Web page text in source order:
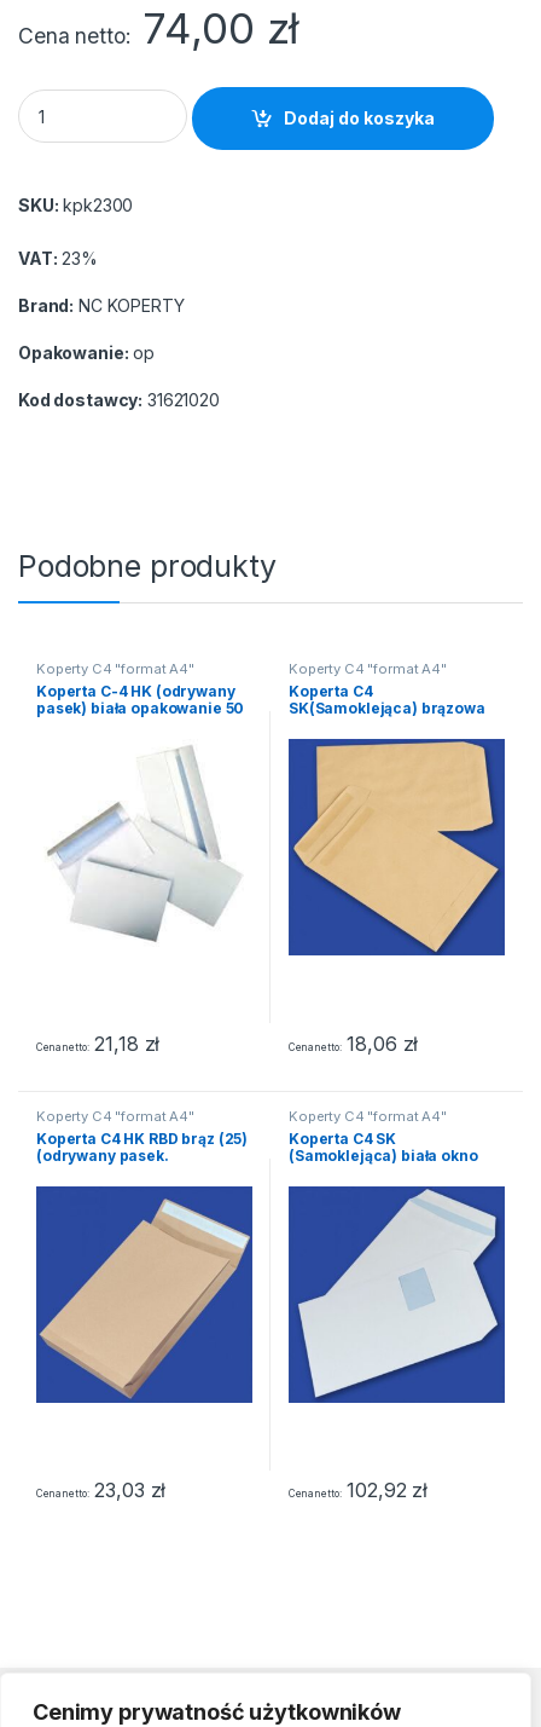
Cenimy prywatność użytkowników
Cena netto 74,00 zł
Koperta C4 SK (Samoklejąca) biała (250szt) quantity
Dodaj do koszyka
SKU: kpk2300
VAT: 23%
Brand: NC KOPERTY
Opakowanie: op
Kod dostawcy: 31621020
Podobne produkty
Koperty C4 "format A4"
Koperta C-4 HK (odrywany
pasek) biała opakowanie 50
Cena netto 21,18 zł
Koperty C4 "format A4"
Koperta C4
SK(Samoklejąca) brązowa
Cena netto 18,06 zł
Koperty C4 "format A4"
Koperta C4 HK RBD brąz (25)
(odrywany pasek.
Cena netto 23,03 zł
Koperty C4 "format A4"
Koperta C4 SK
(Samoklejąca) biała okno
Cena netto 102,92 zł
Strefa klienta